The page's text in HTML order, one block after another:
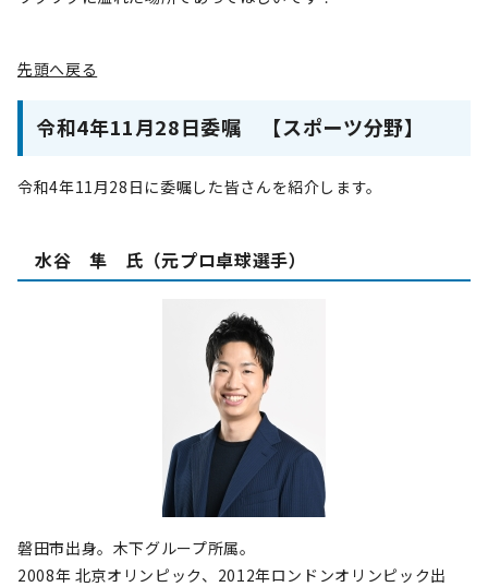
先頭へ戻る
令和4年11月28日委嘱 【スポーツ分野】
令和4年11月28日に委嘱した皆さんを紹介します。
水谷 隼 氏（元プロ卓球選手）
磐田市出身。木下グループ所属。
2008年 北京オリンピック、2012年ロンドンオリンピック出